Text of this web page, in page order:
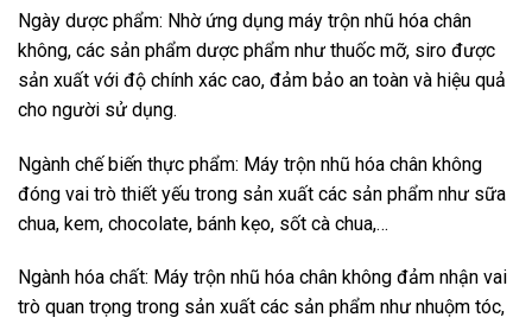
Ngày dược phẩm: Nhờ ứng dụng máy trộn nhũ hóa chân
không, các sản phẩm dược phẩm như thuốc mỡ, siro được
sản xuất với độ chính xác cao, đảm bảo an toàn và hiệu quả
cho người sử dụng.
Ngành chế biến thực phẩm: Máy trộn nhũ hóa chân không
đóng vai trò thiết yếu trong sản xuất các sản phẩm như sữa
chua, kem, chocolate, bánh kẹo, sốt cà chua,…
Ngành hóa chất: Máy trộn nhũ hóa chân không đảm nhận vai
trò quan trọng trong sản xuất các sản phẩm như nhuộm tóc,